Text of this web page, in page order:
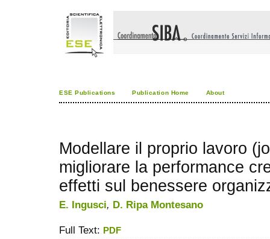
ESE Publications Publication Home About
Modellare il proprio lavoro
migliorare la performance
effetti sul benessere
E. Ingusci, D. Ripa Montesano
Full Text: PDF